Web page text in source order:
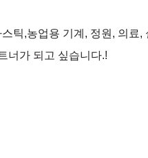
틱,농업용 기계, 정원, 의료,
너가 되고 싶습니다.!